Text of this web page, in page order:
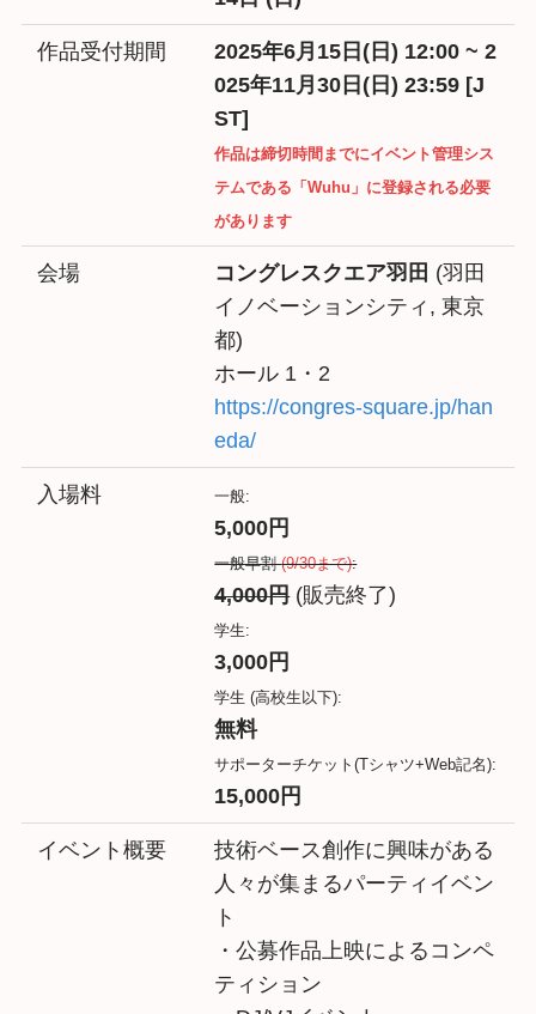
作品受付期間
2025年6月15日(日) 12:00 ~ 2
025年11月30日(日) 23:59 [J
ST]
作品は締切時間までにイベント管理シス
テムである「Wuhu」に登録される必要
があります
会場 コングレスクエア羽田 (羽田
イノベーションシティ, 東京
都)
ホール 1・2
https://congres-square.jp/han
eda/
入場料 一般:
5,000円
一般早割(9/30まで):
4,000円(販売終了)
学生:
3,000円
学生 (高校生以下):
無料
サポーターチケット(Tシャツ+Web記名):
15,000円
イベント概要
技術ベース創作に興味がある
人々が集まるパーティイベン
ト
・公募作品上映によるコンペ
ティション